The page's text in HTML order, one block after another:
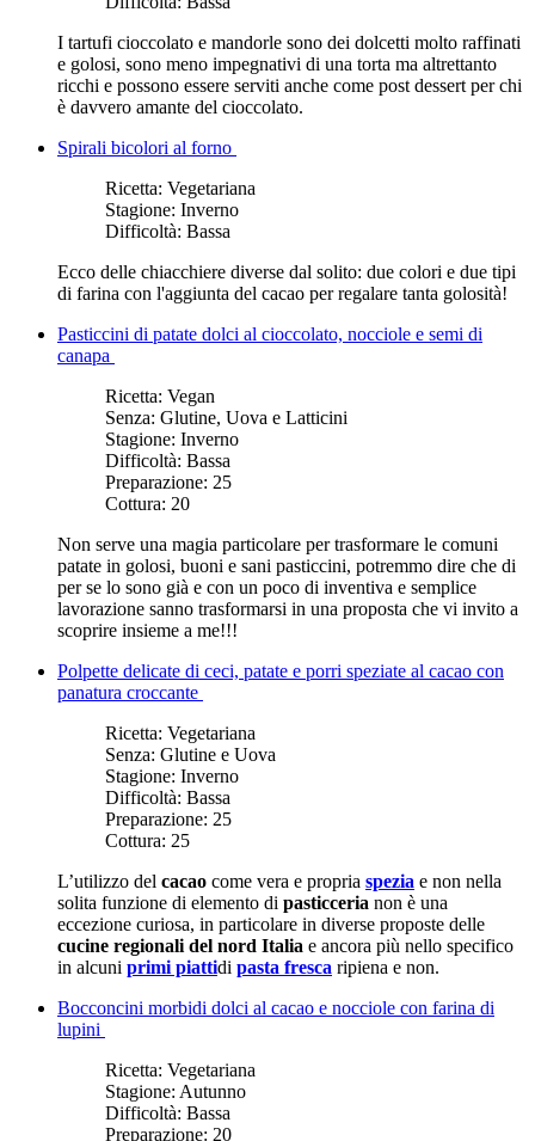
I tartufi cioccolato e mandorle sono dei dolcetti molto raffinati
e golosi, sono meno impegnativi di una torta ma altrettanto
ricchi e possono essere serviti anche come post dessert per chi
è davvero amante del cioccolato.
Spirali bicolori al forno
Ricetta: Vegetariana
Stagione: Inverno
Difficoltà: Bassa
Ecco delle chiacchiere diverse dal solito: due colori e due tipi
di farina con l'aggiunta del cacao per regalare tanta golosità!
Pasticcini di patate dolci al cioccolato, nocciole e semi di
canapa
Ricetta: Vegan
Senza: Glutine, Uova e Latticini
Stagione: Inverno
Difficoltà: Bassa
Preparazione: 25
Cottura: 20
Non serve una magia particolare per trasformare le comuni
patate in golosi, buoni e sani pasticcini, potremmo dire che di
per se lo sono già e con un poco di inventiva e semplice
lavorazione sanno trasformarsi in una proposta che vi invito a
scoprire insieme a me!!!
Polpette delicate di ceci, patate e porri speziate al cacao con
panatura croccante
Ricetta: Vegetariana
Senza: Glutine e Uova
Stagione: Inverno
Difficoltà: Bassa
Preparazione: 25
Cottura: 25
L’utilizzo del cacao come vera e propria spezia e non nella
solita funzione di elemento di pasticceria non è una
eccezione curiosa, in particolare in diverse proposte delle
cucine regionali del nord Italia e ancora più nello specifico
in alcuni primi piattidi pasta fresca ripiena e non.
Bocconcini morbidi dolci al cacao e nocciole con farina di
lupini
Ricetta: Vegetariana
Stagione: Autunno
Difficoltà: Bassa
Preparazione: 20